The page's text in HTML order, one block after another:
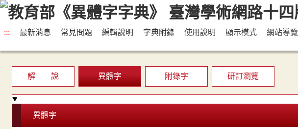
::: 最新消息 常見問題 編輯說明 字典附錄 使用說明 顯示模式 網站導覽
解 說 異體字 附錄字 研訂瀏覽
異體字